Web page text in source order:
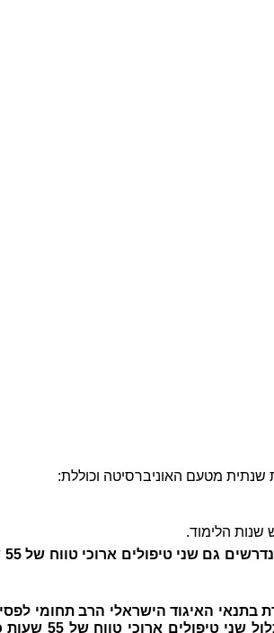
מטעם האוניברסיטה וכוללת:
האיגוד הישראלי הרב תחומי